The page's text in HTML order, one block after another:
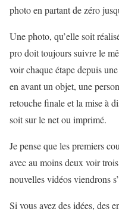
photo en partant de zéro
Une photo, qu’elle soit
pro doit toujours suivre le
voir chaque étape depuis
en avant un objet, une
retouche finale et la mise à
soit sur le net ou imprimé.
Je pense que les premiers
avec au moins deux voir
nouvelles vidéos viendrons
Si vous avez des idées, des